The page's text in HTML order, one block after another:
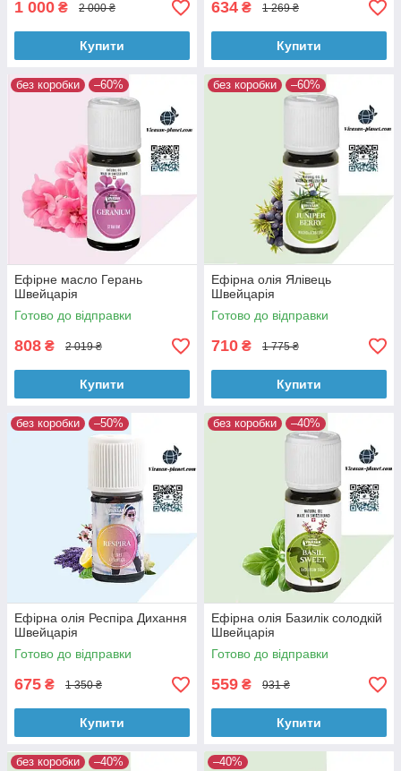
1 000 ₴ 2 000 ₴
Купити
634 ₴ 1 269 ₴
Купити
без коробки –60%
Ефірне масло Герань
Швейцарія
Готово до відправки
808 ₴ 2 019 ₴
Купити
без коробки –60%
Ефірна олія Ялівець
Швейцарія
Готово до відправки
710 ₴ 1 775 ₴
Купити
без коробки –50%
Ефірна олія Респіра Дихання
Швейцарія
Готово до відправки
675 ₴ 1 350 ₴
Купити
без коробки –40%
Ефірна олія Базилік солодкій
Швейцарія
Готово до відправки
559 ₴ 931 ₴
Купити
без коробки –40% –40%